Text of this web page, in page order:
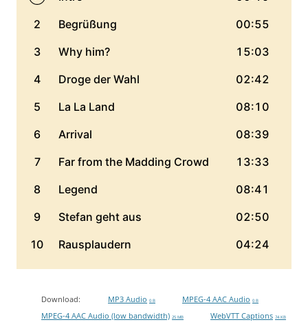
Download: MP3 Audio 0 B MPEG-4 AAC Audio 0 B
MPEG-4 AAC Audio (low bandwidth) 25 MB WebVTT Captions 74 KB